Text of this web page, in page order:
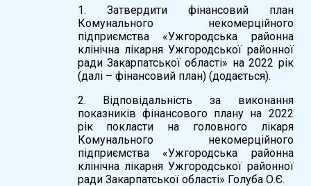
1. Затвердити фінансовий план
Комунального некомерційного
підприємства «Ужгородська районна
клінічна лікарня Ужгородської районної
ради Закарпатської області» на 2022 рік
(далі – фінансовий план) (додається).
2. Відповідальність за виконання
показників фінансового плану на 2022
рік покласти на головного лікаря
Комунального некомерційного
підприємства «Ужгородська районна
клінічна лікарня Ужгородської районної
ради Закарпатської області» Голуба О.Є.